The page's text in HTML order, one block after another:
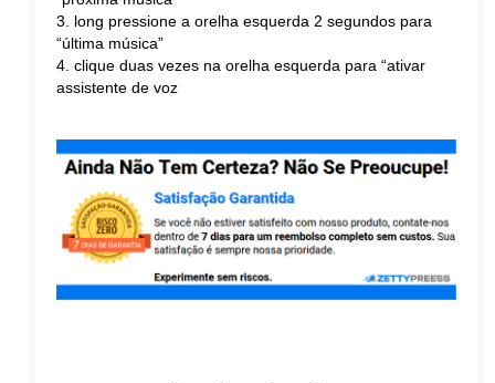
3. long pressione a orelha esquerda 2 segundos para
“última música”
4. clique duas vezes na orelha esquerda para “ativar
assistente de voz